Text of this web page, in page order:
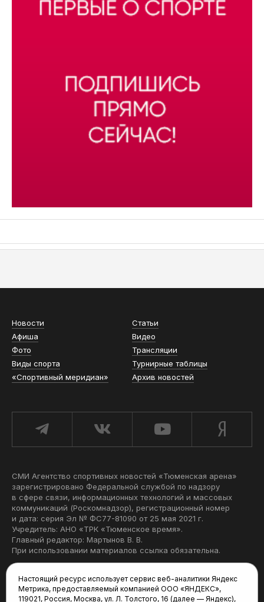
Новости
Статьи
Афиша
Видео
Фото
Трансляции
Виды спорта
Турнирные таблицы
«Спортивный меридиан»
Архив новостей
СМИ Агентство спортивных новостей «Тюменская арена»
зарегистрировано Федеральной службой по надзору
в сфере связи, информационных технологий и массовых
коммуникаций (Роскомнадзор), регистрационный номер
и дата: серия Эл № ФС77-81090 от 25 мая 2021 г.
Учредитель: АНО «ТРК «Тюменское время».
Главный редактор: Мартынов В. В.
При использовании материалов ссылка обязательна.
Редакция:
Настоящий ресурс использует сервис веб-аналитики Яндекс
Метрика, предоставляемый компанией ООО «ЯНДЕКС»,
119021, Россия, Москва, ул. Л. Толстого, 16 (далее — Яндекс),